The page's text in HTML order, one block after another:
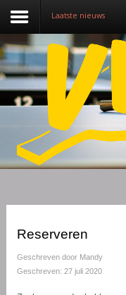
Nieuws
Over VVV
Lidmaatschap
Competitie
Sponsoring
Laatste nieuws
Reserveren
Geschreven door Mandy
Geschreven: 27 juli 2020